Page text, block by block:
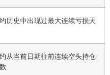
历史中出现过最大连续亏损天
从当前日期往前连续空头持仓